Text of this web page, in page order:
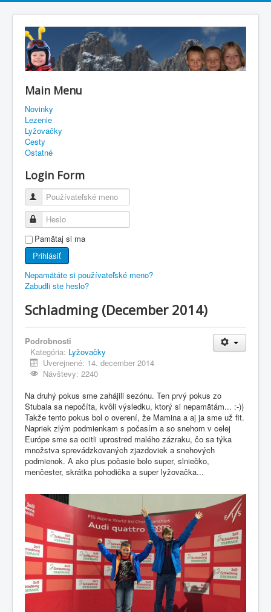
Main Menu
Novinky
Lezenie
Lyžovačky
Cesty
Ostatné
Login Form
Používateľské meno
Heslo
Pamätaj si ma
Prihlásiť
Nepamätáte si používateľské meno?
Zabudli ste heslo?
Schladming (December 2014)
Podrobnosti
Kategória: Lyžovačky
Uverejnené: 14. december 2014
Návštevy: 2240
Na druhý pokus sme zahájili sezónu. Ten prvý pokus zo
Stubaia sa nepočíta, kvôli výsledku, ktorý si nepamätám... :-))
Takže tento pokus bol o overení, že Mamina a aj ja sme už fit.
Napriek zlým podmienkam s počasím a so snehom v celej
Európe sme sa ocitli uprostred malého zázraku, čo sa týka
množstva sprevádzkovaných zjazdoviek a snehových
podmienok. A ako plus počasie bolo super, slniečko,
menčester, skrátka pohodička a super lyžovačka...